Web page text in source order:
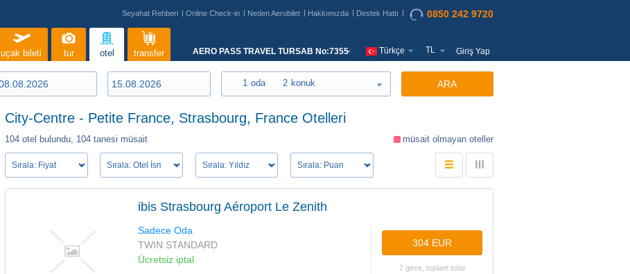
Seyahat Rehberi Online Check-in Neden Aerobilet Hakkımızda Destek Hattı 0850 242 9720
uçak bileti tur otel transfer AERO PASS TRAVEL TURSAB No:7355 Türkçe TL Giriş Yap
1 oda 2 konuk ARA
City-Centre - Petite France, Strasbourg, France Otelleri
104 otel bulundu, 104 tanesi müsait müsait olmayan oteller
ibis Strasbourg Aéroport Le Zenith
Sadece Oda
TWIN STANDARD
Ücretsiz iptal
304 EUR
7 gece, toplam tutar